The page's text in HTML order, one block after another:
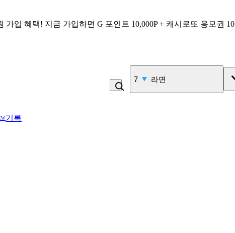
가입 혜택! 지금 가입하면 G 포인트 10,000P + 캐시로또 응모권
7 라면
기록